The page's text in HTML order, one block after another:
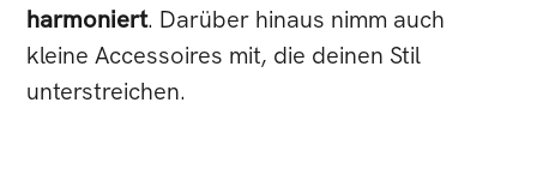
harmoniert. Darüber hinaus nimm auch
kleine Accessoires mit, die deinen Stil
unterstreichen.